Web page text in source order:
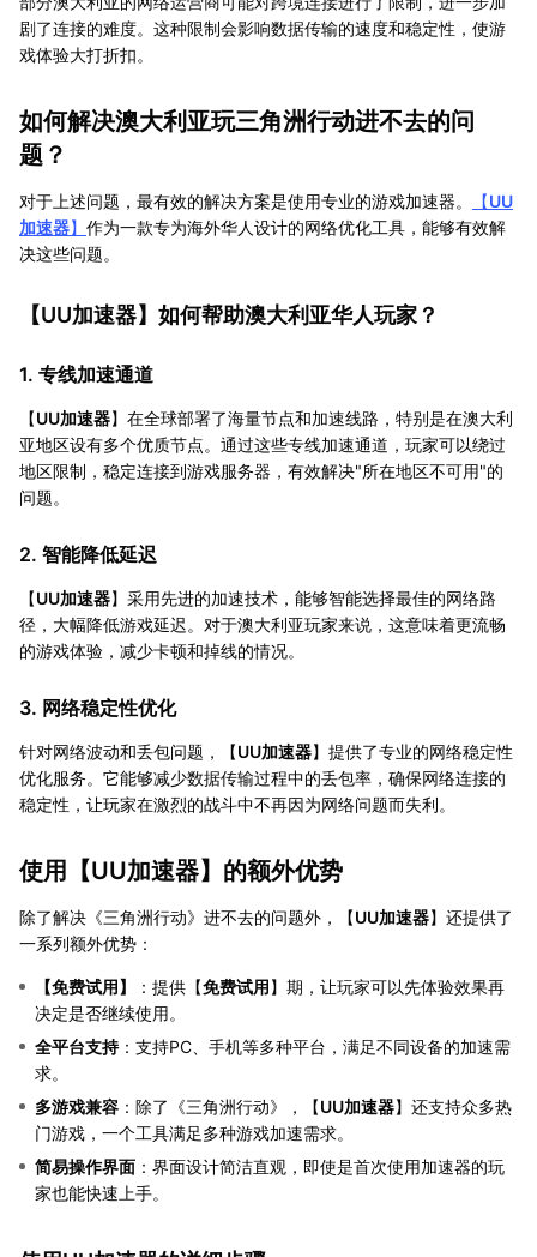
剧了连接的难度。这种限制会影响数据传输的速度和稳定性，使游
戏体验大打折扣。
如何解决澳大利亚玩三角洲行动进不去的问
题？
对于上述问题，最有效的解决方案是使用专业的游戏加速器。 【UU
加速器】 作为一款专为海外华人设计的网络优化工具，能够有效解
决这些问题。
【UU加速器】如何帮助澳大利亚华人玩家？
1. 专线加速通道
【UU加速器】在全球部署了海量节点和加速线路，特别是在澳大利
亚地区设有多个优质节点。通过这些专线加速通道，玩家可以绕过
地区限制，稳定连接到游戏服务器，有效解决"所在地区不可用"的
问题。
2. 智能降低延迟
【UU加速器】采用先进的加速技术，能够智能选择最佳的网络路
径，大幅降低游戏延迟。对于澳大利亚玩家来说，这意味着更流畅
的游戏体验，减少卡顿和掉线的情况。
3. 网络稳定性优化
针对网络波动和丢包问题，【UU加速器】提供了专业的网络稳定性
优化服务。它能够减少数据传输过程中的丢包率，确保网络连接的
稳定性，让玩家在激烈的战斗中不再因为网络问题而失利。
使用【UU加速器】的额外优势
除了解决《三角洲行动》进不去的问题外，【UU加速器】还提供了
一系列额外优势：
【免费试用】 ：提供【免费试用】期，让玩家可以先体验效果再
决定是否继续使用。
全平台支持：支持PC、手机等多种平台，满足不同设备的加速需
求。
多游戏兼容 ：除了《三角洲行动》，【UU加速器】还支持众多热
门游戏，一个工具满足多种游戏加速需求。
简易操作界面 ：界面设计简洁直观，即使是首次使用加速器的玩
家也能快速上手。